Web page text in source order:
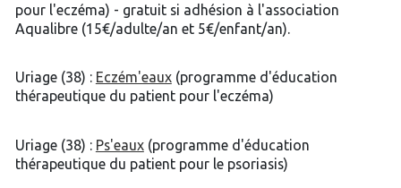
pour l'eczéma) - gratuit si adhésion à l'association
Aqualibre (15€/adulte/an et 5€/enfant/an).
Uriage (38) : Eczém'eaux(programme d'éducation
thérapeutique du patient pour l'eczéma)
Uriage (38) : Ps'eaux(programme d'éducation
thérapeutique du patient pour le psoriasis)